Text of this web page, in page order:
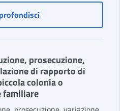
Desktop Virtuale DOT:
prosecuzione,
di rapporto di
colonia o
familiare